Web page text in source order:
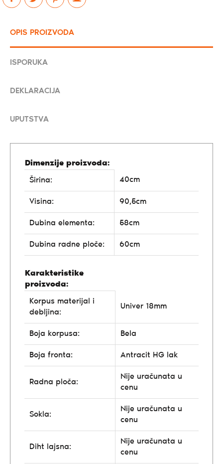
OPIS PROIZVODA
ISPORUKA
DEKLARACIJA
UPUTSTVA
Dimenzije proizvoda:
Širina:
40cm
Visina: 90,5cm
Dubina elementa: 58cm
Dubina radne ploče: 60cm
Karakteristike
proizvoda:
Korpus materijal i
debljina:
Univer 18mm
Boja korpusa: Bela
Boja fronta: Antracit HG lak
Radna ploča:
Nije uračunata u
cenu
Sokla:
Nije uračunata u
cenu
Diht lajsna:
Nije uračunata u
cenu